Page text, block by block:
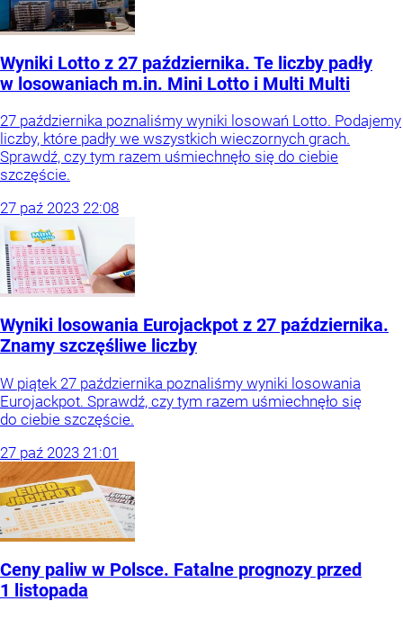
Wyniki Lotto z 27 października. Te liczby padły
w losowaniach m.in. Mini Lotto i Multi Multi
27 października poznaliśmy wyniki losowań Lotto. Podajemy
liczby, które padły we wszystkich wieczornych grach.
Sprawdź, czy tym razem uśmiechnęło się do ciebie
szczęście.
27 paź 2023 22:08
Wyniki losowania Eurojackpot z 27 października.
Znamy szczęśliwe liczby
W piątek 27 października poznaliśmy wyniki losowania
Eurojackpot. Sprawdź, czy tym razem uśmiechnęło się
do ciebie szczęście.
27 paź 2023 21:01
Ceny paliw w Polsce. Fatalne prognozy przed
1 listopada